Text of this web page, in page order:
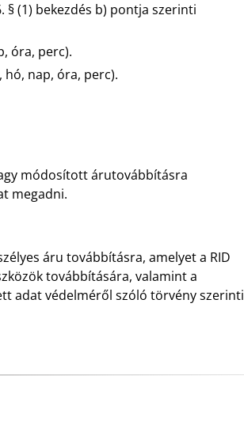
(1) bekezdés b) pontja szerinti
óra, perc).
nap, óra, perc).
módosított árutovábbításra
megadni.
áru továbbításra, amelyet a RID
továbbítására, valamint a
adat védelméről szóló törvény szerinti